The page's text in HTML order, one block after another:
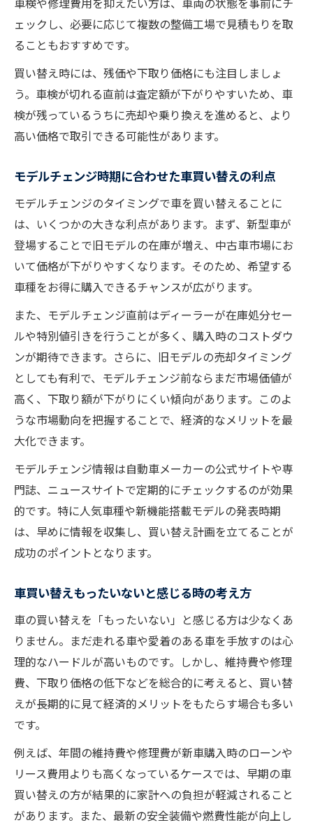
ェックし、必要に応じて複数の整備工場で見積もりを取
ることもおすすめです。
買い替え時には、残価や下取り価格にも注目しましょ
う。車検が切れる直前は査定額が下がりやすいため、車
検が残っているうちに売却や乗り換えを進めると、より
高い価格で取引できる可能性があります。
モデルチェンジ時期に合わせた車買い替えの利点
モデルチェンジのタイミングで車を買い替えることに
は、いくつかの大きな利点があります。まず、新型車が
登場することで旧モデルの在庫が増え、中古車市場にお
いて価格が下がりやすくなります。そのため、希望する
車種をお得に購入できるチャンスが広がります。
また、モデルチェンジ直前はディーラーが在庫処分セー
ルや特別値引きを行うことが多く、購入時のコストダウ
ンが期待できます。さらに、旧モデルの売却タイミング
としても有利で、モデルチェンジ前ならまだ市場価値が
高く、下取り額が下がりにくい傾向があります。このよ
うな市場動向を把握することで、経済的なメリットを最
大化できます。
モデルチェンジ情報は自動車メーカーの公式サイトや専
門誌、ニュースサイトで定期的にチェックするのが効果
的です。特に人気車種や新機能搭載モデルの発表時期
は、早めに情報を収集し、買い替え計画を立てることが
成功のポイントとなります。
車買い替えもったいないと感じる時の考え方
車の買い替えを「もったいない」と感じる方は少なくあ
りません。まだ走れる車や愛着のある車を手放すのは心
理的なハードルが高いものです。しかし、維持費や修理
費、下取り価格の低下などを総合的に考えると、買い替
えが長期的に見て経済的メリットをもたらす場合も多い
です。
例えば、年間の維持費や修理費が新車購入時のローンや
リース費用よりも高くなっているケースでは、早期の車
買い替えの方が結果的に家計への負担が軽減されること
があります。また、最新の安全装備や燃費性能が向上し